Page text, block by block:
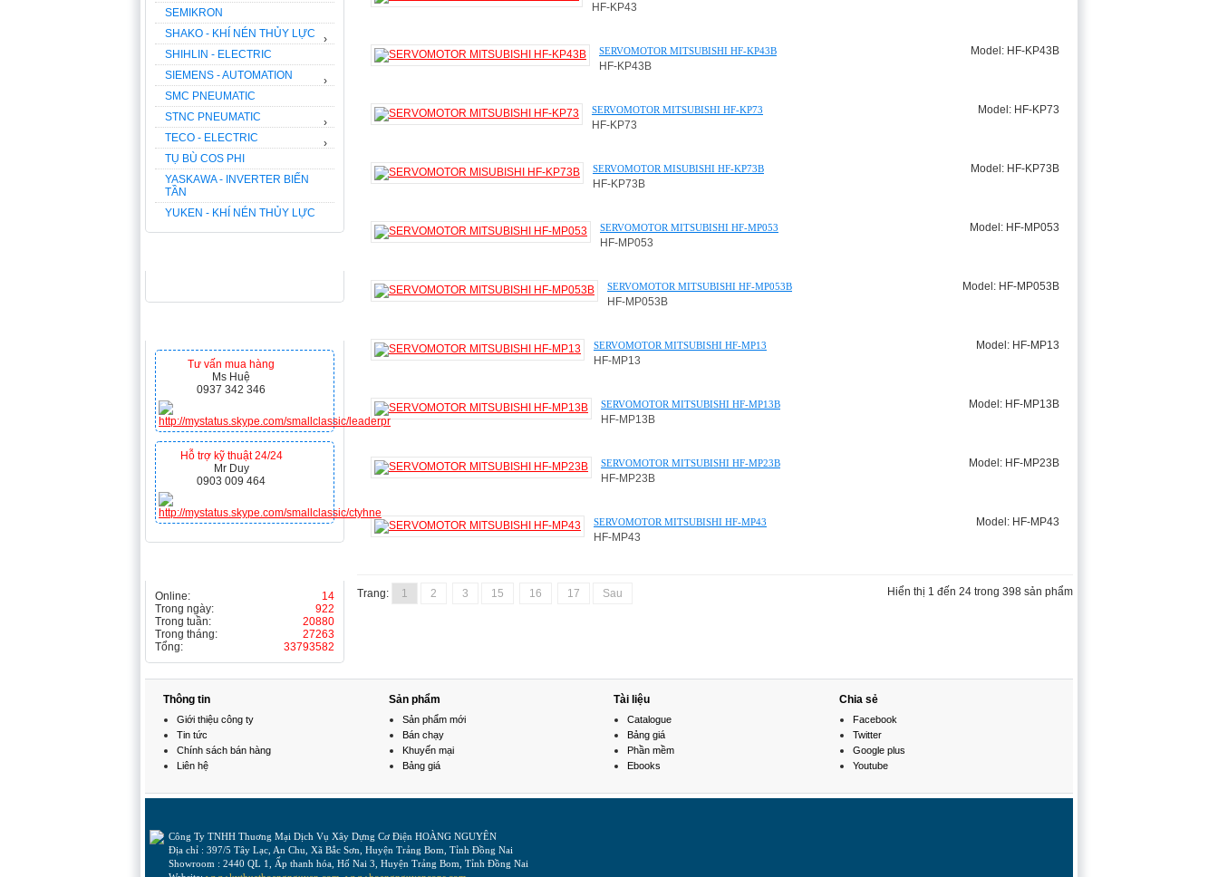
HF-KP43
Model: HF-KP43B
SERVOMOTOR MITSUBISHI HF-KP43B
HF-KP43B
Model: HF-KP73
SERVOMOTOR MITSUBISHI HF-KP73
HF-KP73
Model: HF-KP73B
SERVOMOTOR MISUBISHI HF-KP73B
HF-KP73B
Model: HF-MP053
SERVOMOTOR MITSUBISHI HF-MP053
HF-MP053
Model: HF-MP053B
SERVOMOTOR MITSUBISHI HF-MP053B
HF-MP053B
Model: HF-MP13
SERVOMOTOR MITSUBISHI HF-MP13
HF-MP13
Model: HF-MP13B
SERVOMOTOR MITSUBISHI HF-MP13B
HF-MP13B
Model: HF-MP23B
SERVOMOTOR MITSUBISHI HF-MP23B
HF-MP23B
Model: HF-MP43
SERVOMOTOR MITSUBISHI HF-MP43
HF-MP43
Trang: 1 2 3 15 16 17 Sau Hiển thị 1 đến 24 trong 398 sản phẩm
SEMIKRON
SHAKO - KHÍ NÉN THỦY LỰC
SHIHLIN - ELECTRIC
›
SIEMENS - AUTOMATION
SMC PNEUMATIC
›
STNC PNEUMATIC
TECO - ELECTRIC
›
TỤ BÙ COS PHI
›
YASKAWA - INVERTER BIẾN
TẦN
YUKEN - KHÍ NÉN THỦY LỰC
Tư vấn mua hàng
Ms Huệ
0937 342 346
Hỗ trợ kỹ thuật 24/24
Mr Duy
0903 009 464
Online:
14
Trong ngày:
922
Trong tuần:
20880
Trong tháng:
27263
Tổng:
33793582
Thông tin
Giới thiệu công ty
Tin tức
Chính sách bán hàng
Liên hệ
Sản phẩm
Sản phẩm mới
Bán chạy
Khuyến mại
Bảng giá
Tài liệu
Catalogue
Bảng giá
Phần mềm
Ebooks
Chia sẻ
Facebook
Twitter
Google plus
Youtube
Công Ty TNHH Thuơng Mại Dịch Vụ Xây Dựng Cơ Điện HOÀNG NGUYÊN
Địa chỉ : 397/5 Tây Lạc, An Chu, Xã Bắc Sơn, Huyện Trảng Bom, Tỉnh Đồng Nai
Showroom : 2440 QL 1, Ấp thanh hóa, Hố Nai 3, Huyện Trảng Bom, Tỉnh Đồng Nai